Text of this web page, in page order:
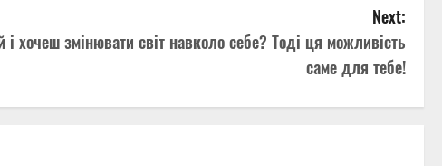
Next:
і хочеш змінювати світ навколо себе? Тоді ця можливість
саме для тебе!